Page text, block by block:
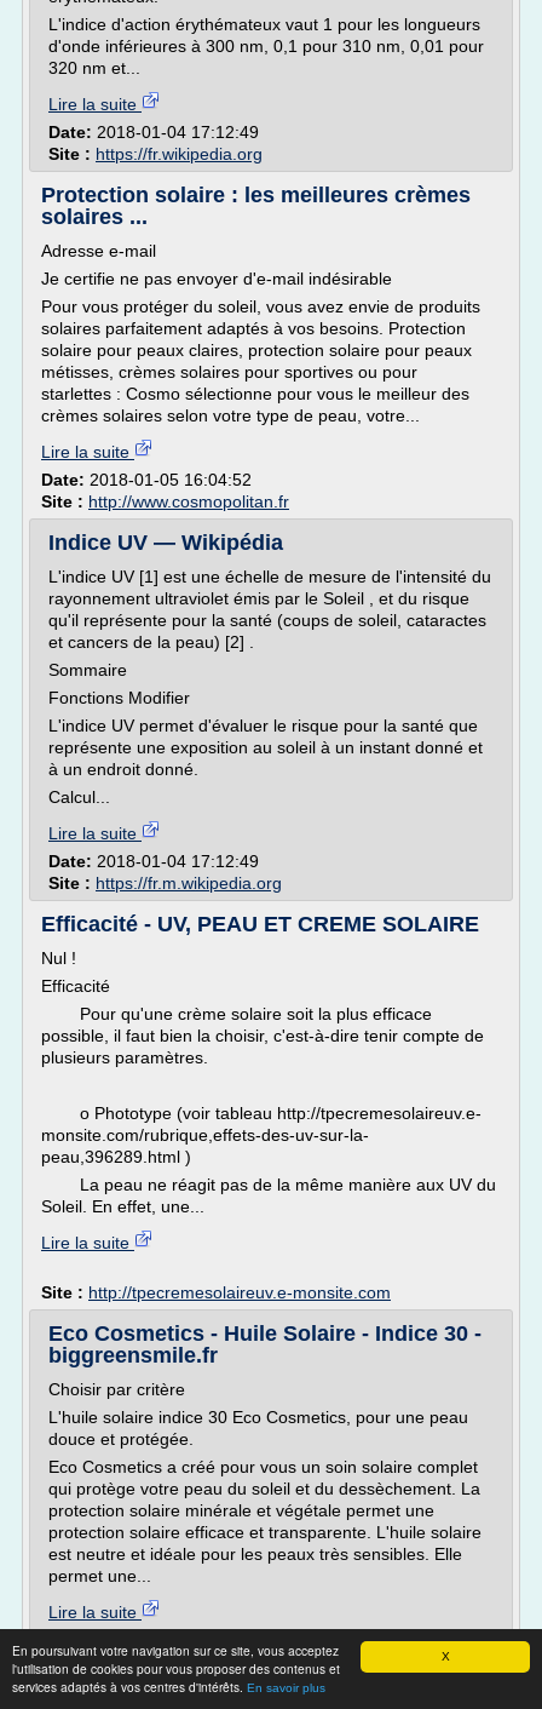
X
En poursuivant votre navigation sur ce site, vous acceptez
l'utilisation de cookies pour vous proposer des contenus et
services adaptés à vos centres d'intérêts. En savoir plus
L'indice d'action érythémateux vaut 1 pour les longueurs
d'onde inférieures à 300 nm, 0,1 pour 310 nm, 0,01 pour
320 nm et...
Lire la suite
Date: 2018-01-04 17:12:49
Site : https://fr.wikipedia.org
Protection solaire : les meilleures crèmes
solaires ...
Adresse e-mail
Je certifie ne pas envoyer d'e-mail indésirable
Pour vous protéger du soleil, vous avez envie de produits
solaires parfaitement adaptés à vos besoins. Protection
solaire pour peaux claires, protection solaire pour peaux
métisses, crèmes solaires pour sportives ou pour
starlettes : Cosmo sélectionne pour vous le meilleur des
crèmes solaires selon votre type de peau, votre...
Lire la suite
Date: 2018-01-05 16:04:52
Site : http://www.cosmopolitan.fr
Indice UV — Wikipédia
L'indice UV [1] est une échelle de mesure de l'intensité du
rayonnement ultraviolet émis par le Soleil , et du risque
qu'il représente pour la santé (coups de soleil, cataractes
et cancers de la peau) [2] .
Sommaire
Fonctions Modifier
L'indice UV permet d'évaluer le risque pour la santé que
représente une exposition au soleil à un instant donné et
à un endroit donné.
Calcul...
Lire la suite
Date: 2018-01-04 17:12:49
Site : https://fr.m.wikipedia.org
Efficacité - UV, PEAU ET CREME SOLAIRE
Nul !
Efficacité
Pour qu'une crème solaire soit la plus efficace
possible, il faut bien la choisir, c'est-à-dire tenir compte de
plusieurs paramètres.
o Phototype (voir tableau http://tpecremesolaireuv.e-
monsite.com/rubrique,effets-des-uv-sur-la-
peau,396289.html )
La peau ne réagit pas de la même manière aux UV du
Soleil. En effet, une...
Lire la suite
Site : http://tpecremesolaireuv.e-monsite.com
Eco Cosmetics - Huile Solaire - Indice 30 -
biggreensmile.fr
Choisir par critère
L'huile solaire indice 30 Eco Cosmetics, pour une peau
douce et protégée.
Eco Cosmetics a créé pour vous un soin solaire complet
qui protège votre peau du soleil et du dessèchement. La
protection solaire minérale et végétale permet une
protection solaire efficace et transparente. L'huile solaire
est neutre et idéale pour les peaux très sensibles. Elle
permet une...
Lire la suite
Site :https://www.biggreensmile.fr
Thèmes liés :huile solaire indice 30